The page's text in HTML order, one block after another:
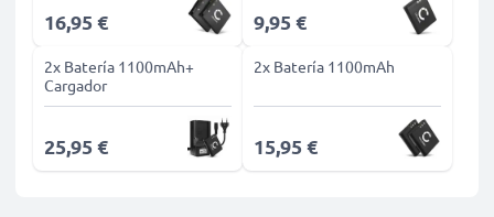
16,95 € 9,95 €
2x Batería 1100mAh+
Cargador
25,95 €
2x Batería 1100mAh
15,95 €